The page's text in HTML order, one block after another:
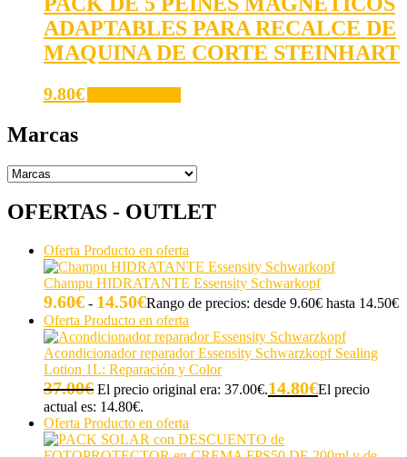
ADAPTABLES PARA RECALCE DE
MAQUINA DE CORTE STEINHART
9.80€
Marcas
OFERTAS - OUTLET
Oferta Producto en oferta
Champu HIDRATANTE Essensity Schwarkopf
9.60€ - 14.50€Rango de precios: desde 9.60€ hasta 14.50€
Oferta Producto en oferta
Acondicionador reparador Essensity Schwarzkopf Sealing
Lotion 1L: Reparación y Color
37.00€ El precio original era: 37.00€.14.80€El precio
actual es: 14.80€.
Oferta Producto en oferta